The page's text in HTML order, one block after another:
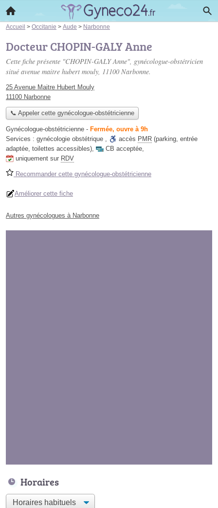
Accueil > Occitanie > Aude > Narbonne
Docteur CHOPIN-GALY Anne
Cette fiche présente "CHOPIN-GALY Anne", gynécologue-obstétricien
situé avenue maitre hubert mouly, 11100 Narbonne.
25 Avenue Maitre Hubert Mouly
11100 Narbonne
📞 Appeler cette gynécologue-obstétricienne
Gynécologue-obstétricienne - Fermée, ouvre à 9h
Services : gynécologie obstétrique , accès PMR (parking, entrée
adaptée, toilettes accessibles), CB acceptée,
uniquement sur RDV
Recommander cette gynécologue-obstétricienne
Améliorer cette fiche
Autres gynécologues à Narbonne
Horaires